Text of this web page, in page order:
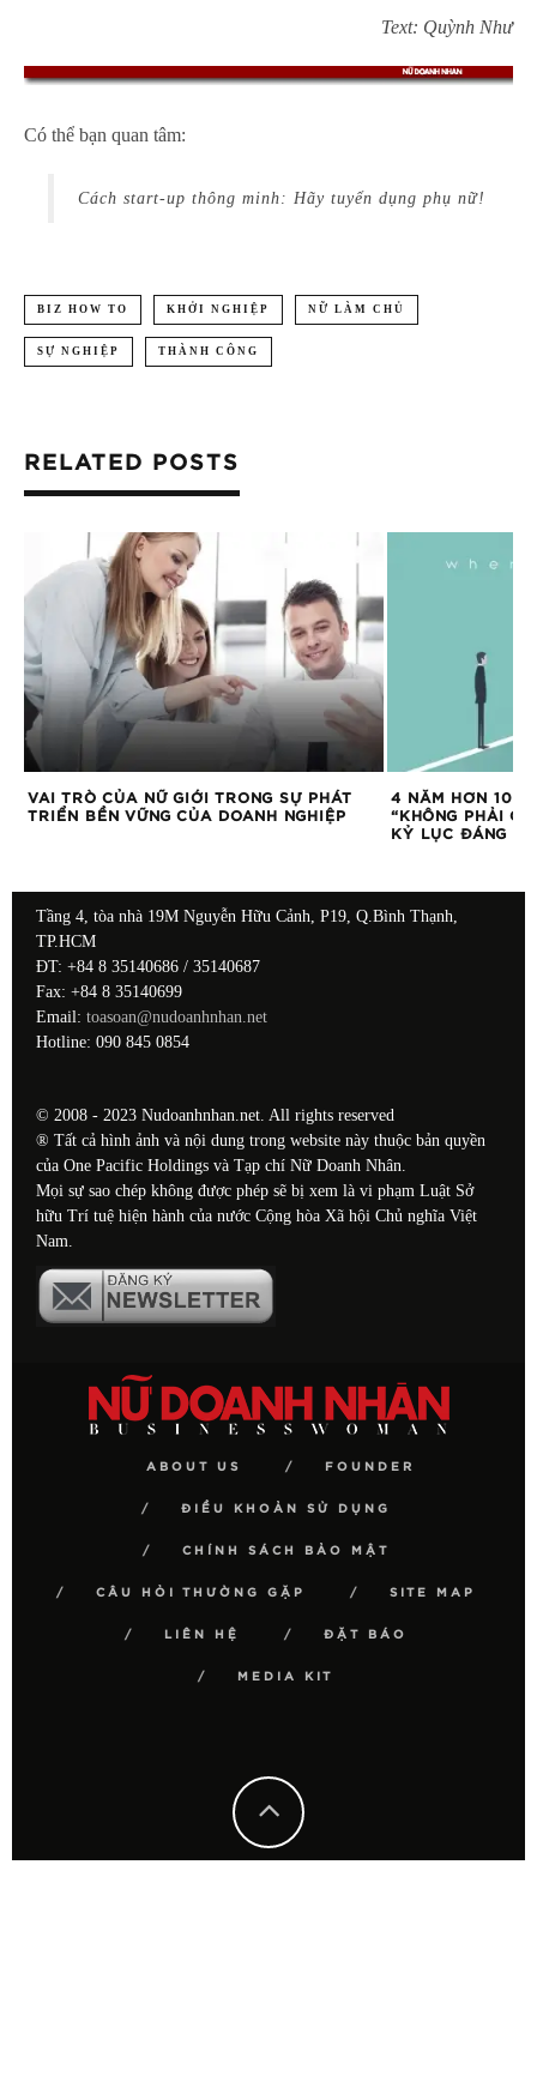
Text: Quỳnh Như
Có thể bạn quan tâm:
Cách start-up thông minh: Hãy tuyển dụng phụ nữ!
BIZ HOW TO KHỞI NGHIỆP NỮ LÀM CHỦ
SỰ NGHIỆP THÀNH CÔNG
RELATED POSTS
VAI TRÒ CỦA NỮ GIỚI TRONG SỰ PHÁT
TRIỂN BỀN VỮNG CỦA DOANH NGHIỆP
4 NĂM HƠN 10
“KHÔNG PHẢI
KỶ LỤC ĐÁNG
Tầng 4, tòa nhà 19M Nguyễn Hữu Cảnh, P19, Q.Bình Thạnh,
TP.HCM
ĐT: +84 8 35140686 / 35140687
Fax: +84 8 35140699
Email: toasoan@nudoanhnhan.net
Hotline: 090 845 0854
© 2008 - 2023 Nudoanhnhan.net. All rights reserved
® Tất cả hình ảnh và nội dung trong website này thuộc bản quyền
của One Pacific Holdings và Tạp chí Nữ Doanh Nhân.
Mọi sự sao chép không được phép sẽ bị xem là vi phạm Luật Sở
hữu Trí tuệ hiện hành của nước Cộng hòa Xã hội Chủ nghĩa Việt
Nam.
ABOUT US FOUNDER
ĐIỀU KHOẢN SỬ DỤNG
CHÍNH SÁCH BẢO MẬT
CÂU HỎI THƯỜNG GẶP SITE MAP
LIÊN HỆ ĐẶT BÁO
MEDIA KIT